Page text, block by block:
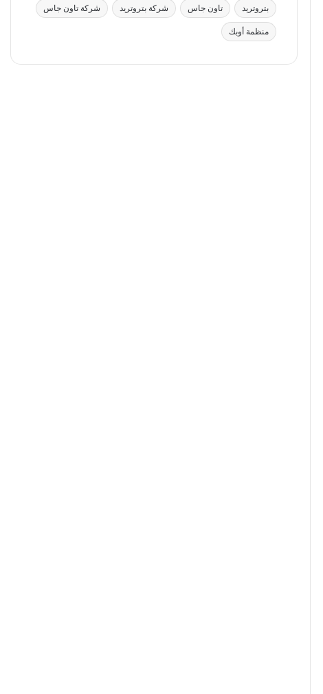
بتروتريد تاون جاس شركة بتروتريد شركة تاون جاس
منظمة أوبك